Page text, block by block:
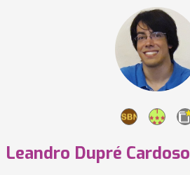
Leandro Dupré Cardoso